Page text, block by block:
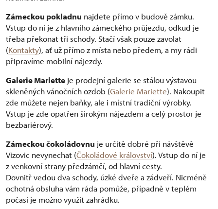
Zámeckou pokladnu najdete přímo v budově zámku.
Vstup do ní je z hlavního zámeckého průjezdu, odkud je
třeba překonat tři schody. Stačí však pouze zavolat
(Kontakty), ať už přímo z místa nebo předem, a my rádi
připravíme mobilní nájezdy.
Galerie Mariette je prodejní galerie se stálou výstavou
skleněných vánočních ozdob (Galerie Mariette). Nakoupit
zde můžete nejen baňky, ale i místní tradiční výrobky.
Vstup je zde opatřen širokým nájezdem a celý prostor je
bezbariérový.
Zámeckou čokoládovnu je určitě dobré při návštěvě
Vizovic nevynechat (Čokoládové království). Vstup do ní je
z venkovní strany předzámčí, od hlavní cesty.
Dovnitř vedou dva schody, úzké dveře a zádveří. Nicméně
ochotná obsluha vám ráda pomůže, případně v teplém
počasí je možno využít zahrádku.